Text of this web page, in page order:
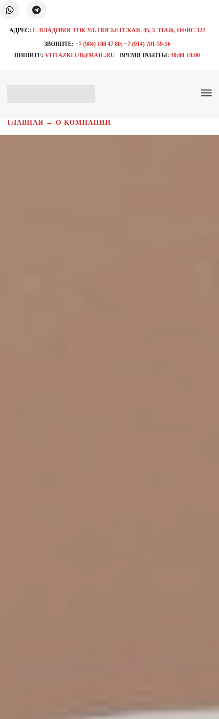
АДРЕС: Г. ВЛАДИВОСТОК УЛ. ПОСЬЕТСКАЯ, 45, 3 ЭТАЖ, ОФИС 322
ЗВОНИТЕ: +7 (984) 188 47 80; +7 (914) 701-59-56
ПИШИТЕ: VITIAZKLUB@MAIL.RU ВРЕМЯ РАБОТЫ: 10:00-18:00
ГЛАВНАЯ →О КОМПАНИИ